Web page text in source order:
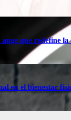
que redefine la
en el bienestar